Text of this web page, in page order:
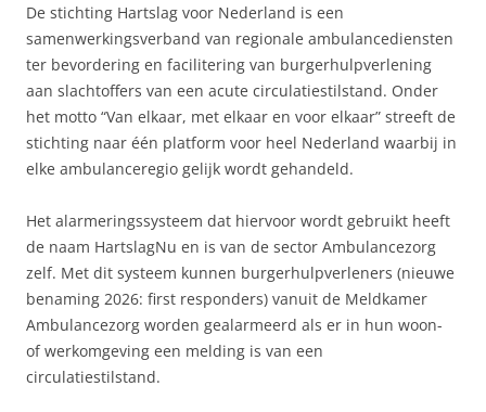
De stichting Hartslag voor Nederland is een
samenwerkingsverband van regionale ambulancediensten
ter bevordering en facilitering van burgerhulpverlening
aan slachtoffers van een acute circulatiestilstand. Onder
het motto “Van elkaar, met elkaar en voor elkaar” streeft de
stichting naar één platform voor heel Nederland waarbij in
elke ambulanceregio gelijk wordt gehandeld.
Het alarmeringssysteem dat hiervoor wordt gebruikt heeft
de naam HartslagNu en is van de sector Ambulancezorg
zelf. Met dit systeem kunnen burgerhulpverleners (nieuwe
benaming 2026: first responders) vanuit de Meldkamer
Ambulancezorg worden gealarmeerd als er in hun woon-
of werkomgeving een melding is van een
circulatiestilstand.